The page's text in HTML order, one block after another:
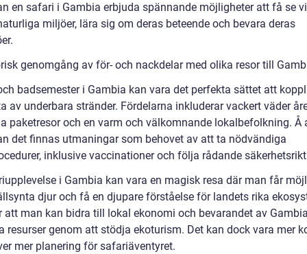
en safari i Gambia erbjuda spännande möjligheter att få se
miljöer, lära sig om deras beteende och bevara deras
genomgång av för- och nackdelar med olika resor till
badsemester i Gambia kan vara det perfekta sättet att
av underbara stränder. Fördelarna inkluderar vackert väder
paketresor och en varm och välkomnande lokalbefolkning. Å
det finnas utmaningar som behovet av att ta nödvändiga
inklusive vaccinationer och följa rådande
i Gambia kan vara en magisk resa där man får
djur och få en djupare förståelse för landets rika
att man kan bidra till lokal ekonomi och bevarandet av
resurser genom att stödja ekoturism. Det kan dock vara mer
mer planering för safariäventyret.